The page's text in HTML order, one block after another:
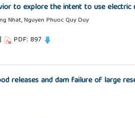
to explore the intent to use electric
Nhat, Nguyen Phuoc Quy Duy
| PDF: 897
releases and dam failure of large